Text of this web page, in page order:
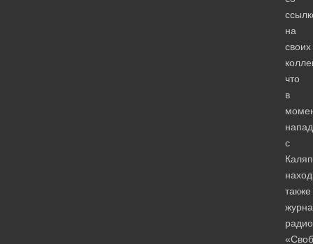
на
своих
что
в
с
также
радио